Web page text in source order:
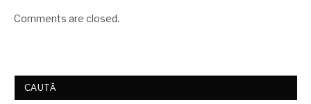
Comments are closed.
CAUTĂ